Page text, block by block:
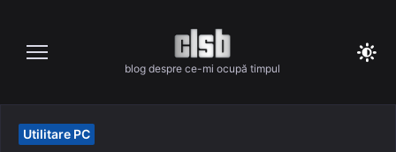
content
blog despre ce-mi ocupă timpul
Utilitare PC